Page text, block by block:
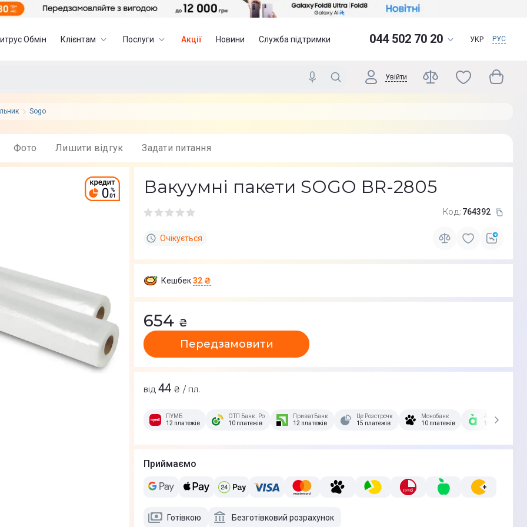
Обмін Клієнтам Послуги Акції Новини Служба підтримки 044 502 70 20 УКР РУС
Увійти
Sogo
Фото Лишити вiдгук Задати питання
Вакуумні пакети SOGO BR-2805
Код: 764392
Очікується
Кешбек32 ₴
654 ₴
Передзамовити
від 44 ₴ / пл.
ПУМБ
12 платежів
ОТП Банк. Розстрочка Скибочка.
10 платежів
ПриватБанк
12 платежів
Це Розстрочка
15 платежів
Монобанк
10 платежів
А-Банк
10 платежів
Приймаємо
Готівкою Безготівковий розрахунок